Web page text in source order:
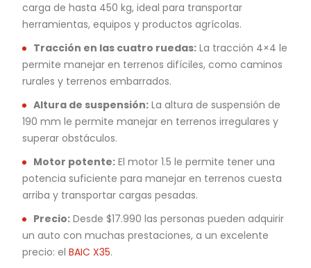
carga de hasta 450 kg, ideal para transportar
herramientas, equipos y productos agrícolas.
Tracción en las cuatro ruedas: La tracción 4×4 le
permite manejar en terrenos difíciles, como caminos
rurales y terrenos embarrados.
Altura de suspensión: La altura de suspensión de
190 mm le permite manejar en terrenos irregulares y
superar obstáculos.
Motor potente: El motor 1.5 le permite tener una
potencia suficiente para manejar en terrenos cuesta
arriba y transportar cargas pesadas.
Precio: Desde $17.990 las personas pueden adquirir
un auto con muchas prestaciones, a un excelente
precio: elBAIC X35.